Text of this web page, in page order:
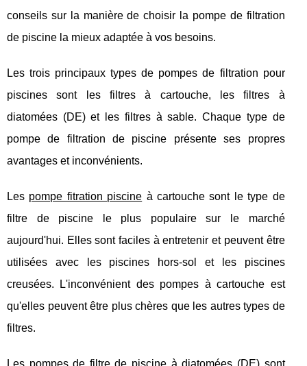
conseils sur la manière de choisir la pompe de filtration
de piscine la mieux adaptée à vos besoins.
Les trois principaux types de pompes de filtration pour
piscines sont les filtres à cartouche, les filtres à
diatomées (DE) et les filtres à sable. Chaque type de
pompe de filtration de piscine présente ses propres
avantages et inconvénients.
Les pompe fitration piscine à cartouche sont le type de
filtre de piscine le plus populaire sur le marché
aujourd'hui. Elles sont faciles à entretenir et peuvent être
utilisées avec les piscines hors-sol et les piscines
creusées. L'inconvénient des pompes à cartouche est
qu'elles peuvent être plus chères que les autres types de
filtres.
Les pompes de filtre de piscine à diatomées (DE) sont